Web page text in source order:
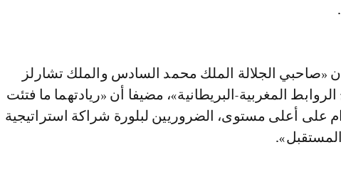
«صاحبي الجلالة الملك محمد السادس والملك تشارلز
المغربية-البريطانية»، مضيفا أن «ريادتهما ما فتئت
على أعلى مستوى، الضروريين لبلورة شراكة استراتيجية